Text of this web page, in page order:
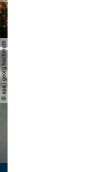
© apa | georg hochmuth